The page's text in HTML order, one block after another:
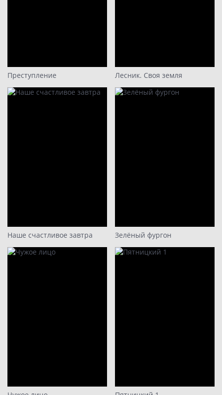
Преступление Лесник. Своя земля
Наше счастливое завтра Зелёный фургон